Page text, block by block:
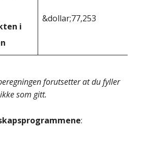
i
&dollar;77,253
forutsetter at du fyller
som gitt.
: